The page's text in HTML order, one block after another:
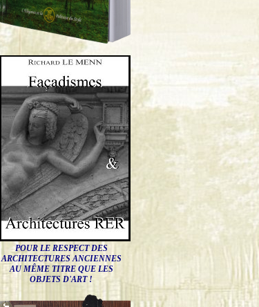
POUR LE RESPECT DES
ARCHITECTURES ANCIENNES
AU MÊME TITRE QUE LES
OBJETS D'ART !